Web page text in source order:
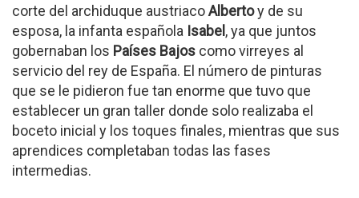
corte del archiduque austriacoAlbertoy de su
esposa, la infanta española Isabel , ya que juntos
gobernaban los Países Bajos como virreyes al
servicio del rey de España. El número de pinturas
que se le pidieron fue tan enorme que tuvo que
establecer un gran taller donde solo realizaba el
boceto inicial y los toques finales, mientras que sus
aprendices completaban todas las fases
intermedias.